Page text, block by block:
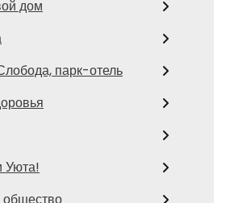
дом
парк-отель
Уюта!